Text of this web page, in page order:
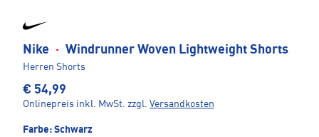
Nike · Windrunner Woven Lightweight Shorts
Herren Shorts
€ 54,99
Onlinepreis inkl. MwSt. zzgl. Versandkosten
Farbe: Schwarz